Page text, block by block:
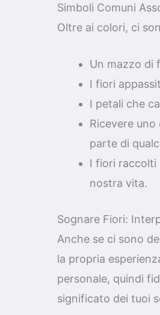
Simboli Comuni
Oltre ai colori, ci
Un mazzo di
I fiori
I petali che
Ricevere
parte di
I fiori raccolti
nostra vita.
Sognare Fiori:
Anche se ci sono
la propria
personale, quindi
significato dei tuoi